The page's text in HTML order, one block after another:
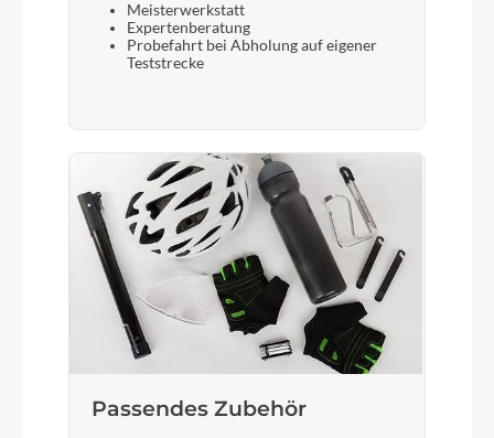
Laufradgröße
Inklusive
Bremshebel
Verstellbare Bremshebel
Sattel
komfortabel & leicht
Meisterwerkstatt
Expertenberatung
Probefahrt bei Abholung auf eigener
Teststrecke
Passendes Zubehör